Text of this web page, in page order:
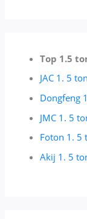
Top 1.5
JAC 1. 5 ton
Dongfeng
JMC 1. 5
Foton 1. 5
Akij 1. 5